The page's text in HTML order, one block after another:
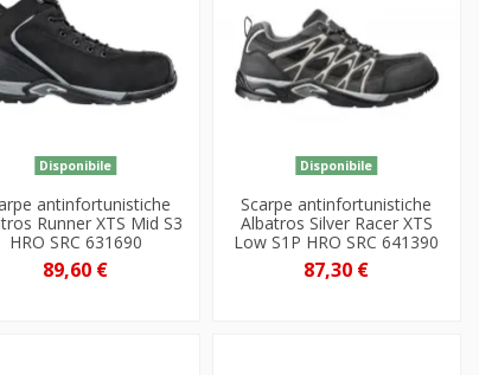
Disponibile
antinfortunistiche
Runner XTS Mid S3
HRO SRC 631690
89,60 €
Disponibile
Scarpe antinfortunistiche
Albatros Silver Racer XTS
Low S1P HRO SRC 641390
87,30 €